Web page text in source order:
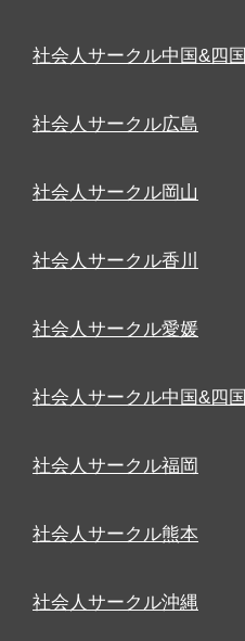
社会人サークル中国&四国
社会人サークル広島
社会人サークル岡山
社会人サークル香川
社会人サークル愛媛
社会人サークル中国&四国
社会人サークル福岡
社会人サークル熊本
社会人サークル沖縄